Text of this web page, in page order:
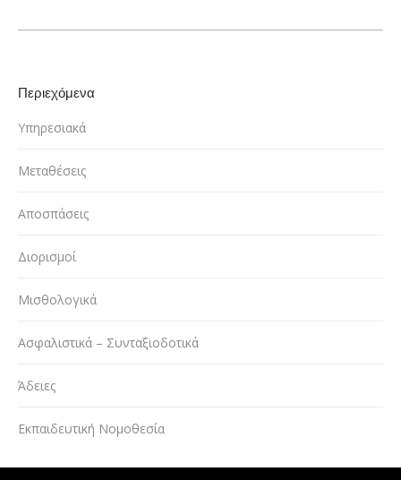
Περιεχόμενα
Υπηρεσιακά
Μεταθέσεις
Αποσπάσεις
Διορισμοί
Μισθολογικά
Ασφαλιστικά – Συνταξιοδοτικά
Άδειες
Εκπαιδευτική Νομοθεσία